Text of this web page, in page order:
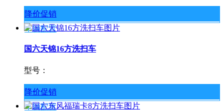
降价促销
车辆配置
国六天锦16方洗扫车
型号：
降价促销
车辆配置